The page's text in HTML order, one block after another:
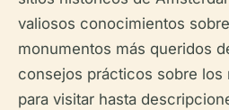
valiosos conocimientos
monumentos más queridos
consejos prácticos sobre los
para visitar hasta